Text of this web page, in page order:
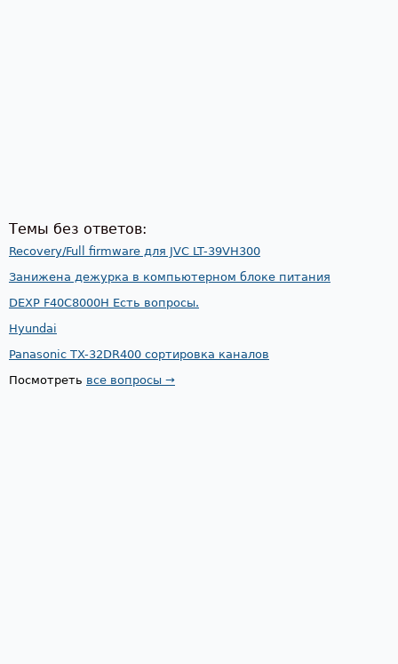
Темы без ответов:
Recovery/Full firmware для JVC LT-39VH300
Занижена дежурка в компьютерном блоке питания
DEXP F40C8000H Есть вопросы.
Hyundai
Panasonic TX-32DR400 сортировка каналов
Посмотреть все вопросы →